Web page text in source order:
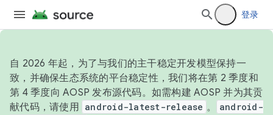
登录
自 2026 年起，为了与我们的主干稳定开发模型保持一
致，并确保生态系统的平台稳定性，我们将在第 2 季度和
第 4 季度向 AOSP 发布源代码。如需构建 AOSP 并为其贡
献代码，请使用 android-latest-release 。
android-